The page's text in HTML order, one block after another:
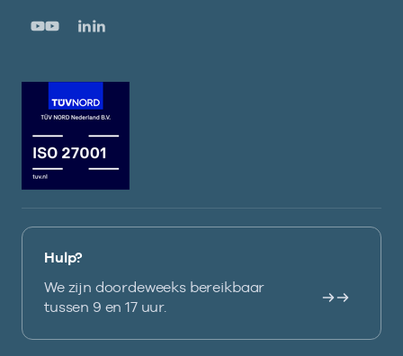
Hulp?
We zijn doordeweeks bereikbaar
tussen 9 en 17 uur.